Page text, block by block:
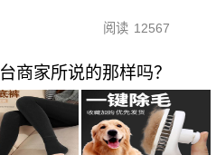
阅读 12567
商家所说的那样吗？